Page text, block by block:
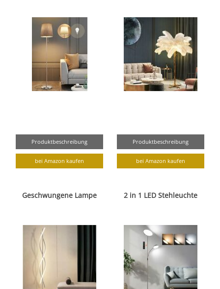
Produktbeschreibung
bei Amazon kaufen
Produktbeschreibung
bei Amazon kaufen
Geschwungene Lampe 2 in 1 LED Stehleuchte